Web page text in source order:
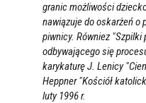
granic możliwości
nawiązuje do oskarżeń o
piwnicy. Równiez
odbywającego się
karykaturę J. Lenicy
Heppner "Kościół
luty 1996 r.